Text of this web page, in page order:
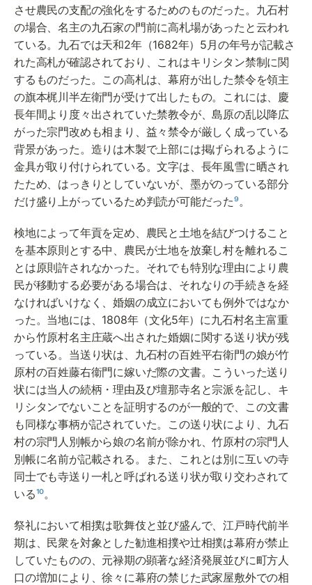
させ農民の支配の強化をするためのものだった。九石村
の場合、名主の九石家の門前に高札場があったと云われ
ている。九石では天和2年（1682年）5月の年号が記載さ
れた高札が確認されており、これはキリシタン禁制に関
するものだった。この高札は、幕府が出した禁令を領主
の旗本梶川半左衛門が受けて出したもの。これには、慶
長年間より度々出されていた禁教令が、島原の乱以降広
がった宗門改めも相まり、益々禁令が厳しく成っている
背景があった。造りは木製で上部には掲げられるように
金具が取り付けられている。文字は、長年風雪に晒され
たため、はっきりとしていないが、墨がのっている部分
だけ盛り上がっているため判読が可能だった⁹。
検地によって年貢を定め、農民と土地を結びつけること
を基本原則とする中、農民が土地を放棄し村を離れるこ
とは原則許されなかった。それでも特別な理由により農
民が移動する必要がある場合は、それなりの手続きを経
なければいけなく、婚姻の成立においても例外ではなか
った。当地には、1808年（文化5年）に九石村名主富重
から竹原村名主庄蔵へ出された婚姻に関する送り状が残
っている。当送り状は、九石村の百姓平右衛門の娘が竹
原村の百姓藤右衞門に嫁いだ際の文書。こういった送り
状には当人の続柄・理由及び壇那寺名と宗派を記し、キ
リシタンでないことを証明するのが一般的で、この文書
も同様な事柄が記されていた。この送り状により、九石
村の宗門人別帳から娘の名前が除かれ、竹原村の宗門人
別帳に名前が記載される。また、これとは別に互いの寺
同士でも寺送り一札と呼ばれる送り状が取り交わされて
いる¹⁰。
祭礼において相撲は歌舞伎と並び盛んで、江戸時代前半
期は、民衆を対象とした勧進相撲や辻相撲は幕府が禁止
していたものの、元禄期の顕著な経済発展並びに町方人
口の増加により、徐々に幕府の禁じた武家屋敷外での相